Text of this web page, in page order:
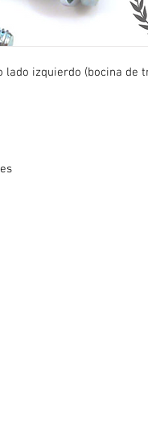
izquierdo (bocina de